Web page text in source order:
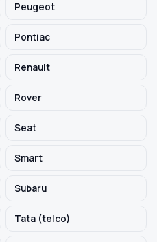
Peugeot
Pontiac
Renault
Rover
Seat
Smart
Subaru
Tata (telco)